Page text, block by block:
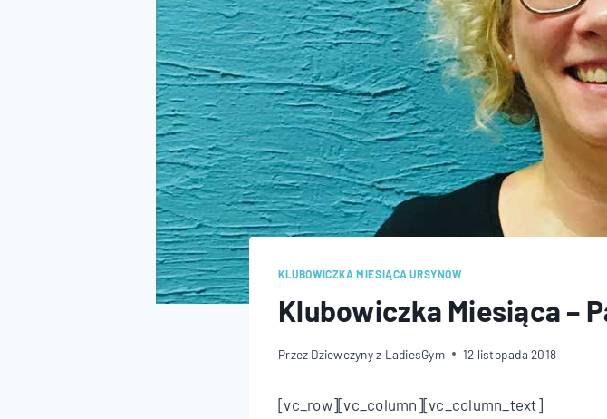
KLUBOWICZKA MIESIĄCA URSYNÓW
Klubowiczka Miesiąca –
Przez Dziewczyny z LadiesGym 12 listopada 2018
[vc_row][vc_column][vc_column_text]